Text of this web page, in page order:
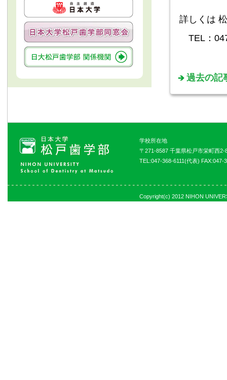
詳しくは
TEL：
過去の記
学校所在地
〒271-8587 千葉県松戸市栄町西2-
TEL:047-368-6111(代表) FAX:047-
Copyright(c) 2012 NIHON